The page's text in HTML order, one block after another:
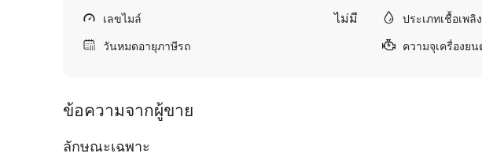
เลขไมล์ ไม่มี
วันหมดอายุภาษีรถ
ประเภทเชื้อเพลิง
ความจุเครื่องยน
ข้อความจากผู้ขาย
ลักษณะเฉพาะ